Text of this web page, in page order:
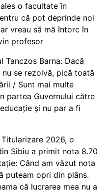
o facultate în
că pot deprinde noi
vreau să mă întorc în
profesor
Tanczos Barna: Dacă
se rezolvă, pică toată
/ Sunt mai multe
partea Guvernului către
și nu par a fi
2026, o
Sibiu a primit nota 8.70
Când am văzut nota
puteam opri din plâns.
că lucrarea mea nu a